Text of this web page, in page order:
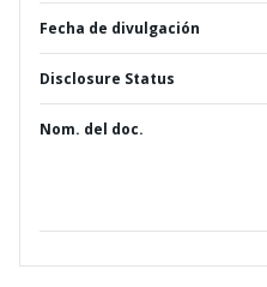
Fecha de divulgación
Disclosure Status
Nom. del doc.